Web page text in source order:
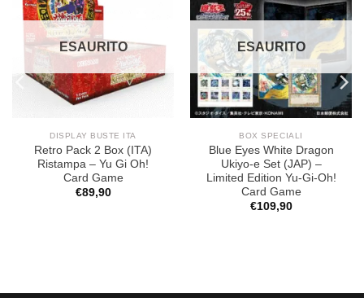
desideri
ESAURITO
DISPLAY BUSTE ITA
Retro Pack 2 Box (ITA)
Ristampa – Yu Gi Oh!
Card Game
€89,90
Aggiungi
alla lista
desideri
ESAURITO
BOX SPECIALI
Blue Eyes White Dragon
Ukiyo-e Set (JAP) –
Limited Edition Yu-Gi-Oh!
Card Game
€109,90